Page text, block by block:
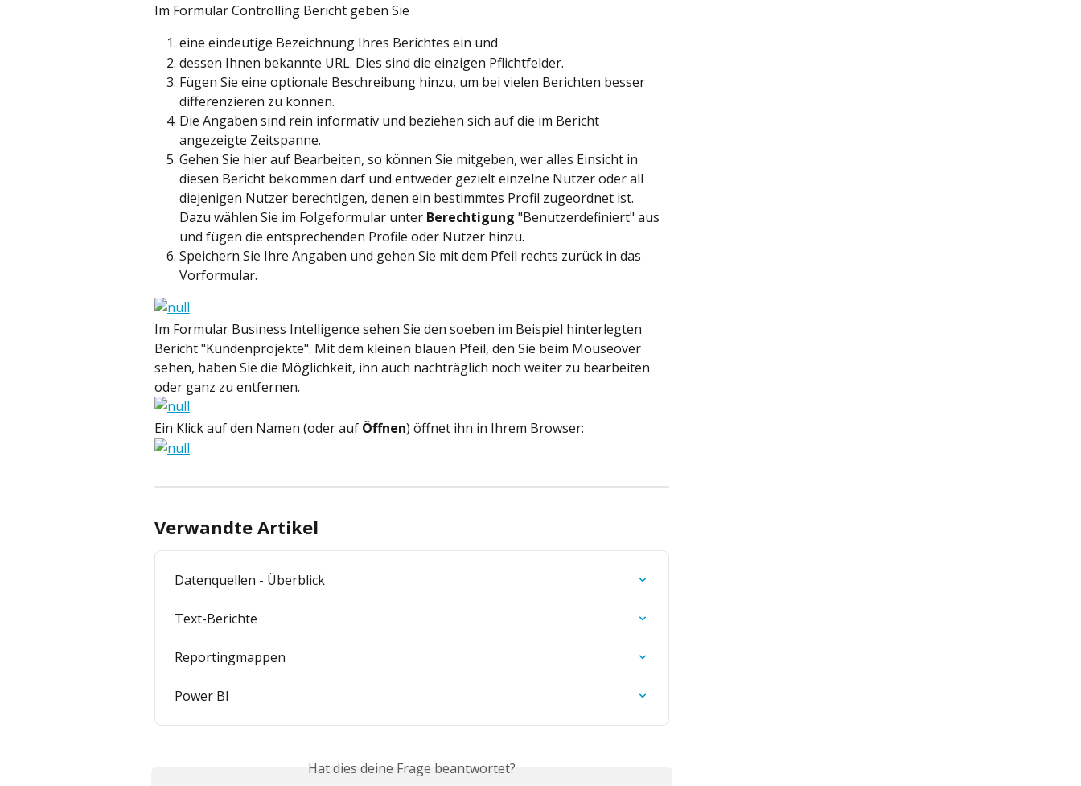
Im Formular Controlling Bericht geben Sie
eine eindeutige Bezeichnung Ihres Berichtes ein und
dessen Ihnen bekannte URL. Dies sind die einzigen Pflichtfelder.
Fügen Sie eine optionale Beschreibung hinzu, um bei vielen Berichten besser
differenzieren zu können.
Die Angaben sind rein informativ und beziehen sich auf die im Bericht
angezeigte Zeitspanne.
Gehen Sie hier auf Bearbeiten, so können Sie mitgeben, wer alles Einsicht in
diesen Bericht bekommen darf und entweder gezielt einzelne Nutzer oder all
diejenigen Nutzer berechtigen, denen ein bestimmtes Profil zugeordnet ist.
Dazu wählen Sie im Folgeformular unter Berechtigung "Benutzerdefiniert" aus
und fügen die entsprechenden Profile oder Nutzer hinzu.
Speichern Sie Ihre Angaben und gehen Sie mit dem Pfeil rechts zurück in das
Vorformular.
Im Formular Business Intelligence sehen Sie den soeben im Beispiel hinterlegten
Bericht "Kundenprojekte". Mit dem kleinen blauen Pfeil, den Sie beim Mouseover
sehen, haben Sie die Möglichkeit, ihn auch nachträglich noch weiter zu bearbeiten
oder ganz zu entfernen.
Ein Klick auf den Namen (oder auf Öffnen) öffnet ihn in Ihrem Browser:
Verwandte Artikel
Datenquellen - Überblick
Text-Berichte
Reportingmappen
Power BI
Hat dies deine Frage beantwortet?